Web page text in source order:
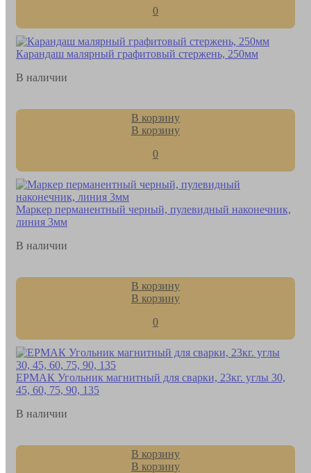
0
Карандаш малярный графитовый стержень, 250мм
В наличии
В корзину
В корзину
0
Маркер перманентный черный, пулевидный наконечник,
линия 3мм
В наличии
В корзину
В корзину
0
ЕРМАК Угольник магнитный для сварки, 23кг. углы 30,
45, 60, 75, 90, 135
В наличии
В корзину
В корзину